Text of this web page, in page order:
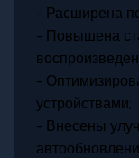
- Расширена
- Повышена
-
устройствами;
- Внесены